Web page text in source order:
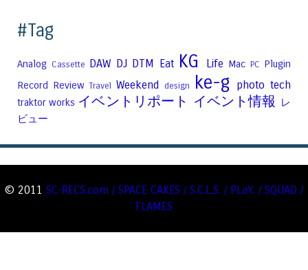
#Tag
Analog Cassette DAW DJ DTM Eat KG Life Mac PC Plugin
Record Review Travel Weekend design ke-g photo tech
traktor works イベントリポート イベント情報
レ
ビュー
© 2011 SC-RECS.com / SPACE CAKES / S.C.L.S. / PLaY. / SQUAD /
FLAMES